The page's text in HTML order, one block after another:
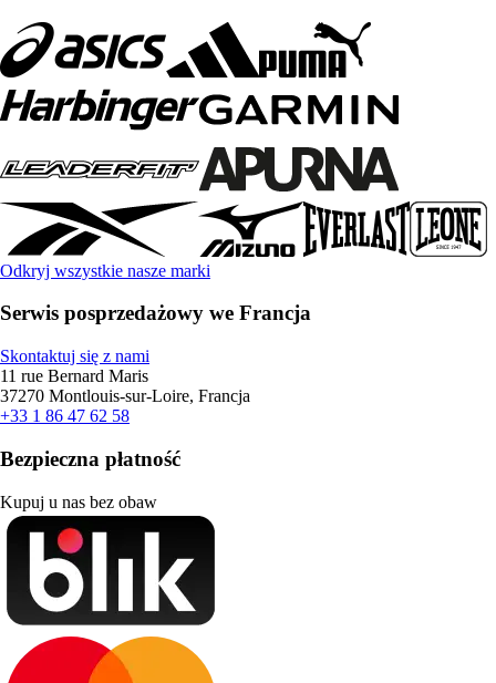
Odkryj wszystkie nasze marki
Serwis posprzedażowy we Francja
Skontaktuj się z nami
11 rue Bernard Maris
37270 Montlouis-sur-Loire, Francja
+33 1 86 47 62 58
Bezpieczna płatność
Kupuj u nas bez obaw